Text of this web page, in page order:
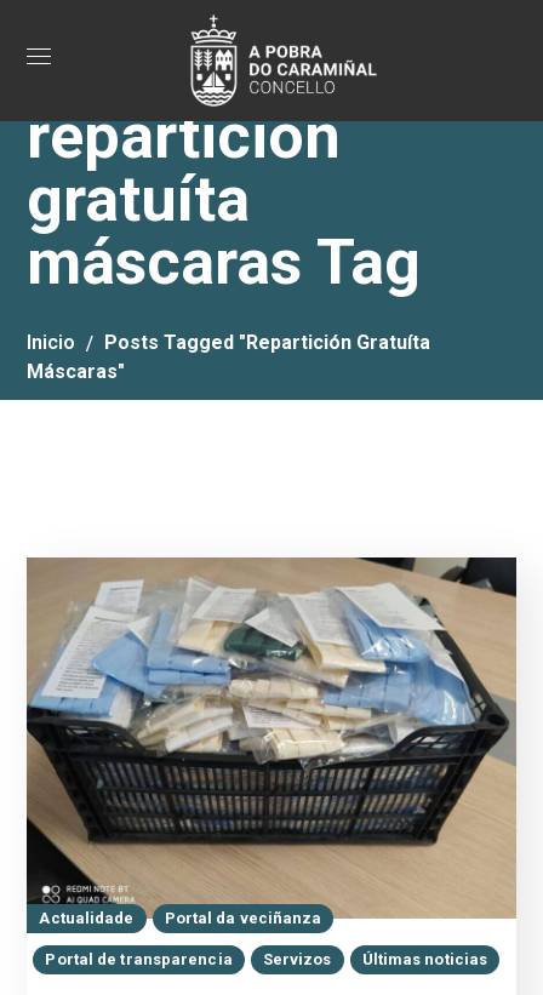
repartición
gratuíta
máscaras Tag
Inicio
Posts Tagged "repartición Gratuíta
Máscaras"
Actualidade Portal da veciñanza
Portal de transparencia Servizos Últimas noticias